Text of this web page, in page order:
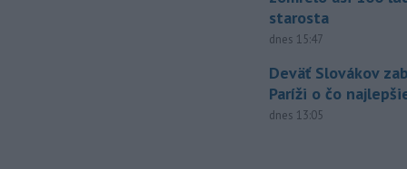
starosta
dnes 15:47
Deväť Slovákov
Paríži o čo
dnes 13:05